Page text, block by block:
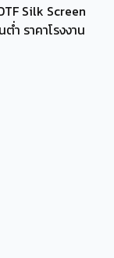
Silk Screen
ำ ราคาโรงงาน